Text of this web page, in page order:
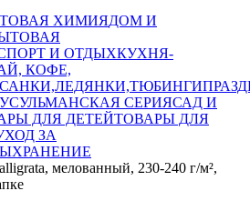
ХИМИЯДОМ И
И ОТДЫХКУХНЯ-
КОФЕ,
САНКИ,ЛЕДЯНКИ,ТЮБИНГИ
СЕРИЯСАД И
ДЛЯ ДЕТЕЙТОВАРЫ ДЛЯ
ЗА
ХРАНЕНИЕ
мелованный, 230-240 г/м²,